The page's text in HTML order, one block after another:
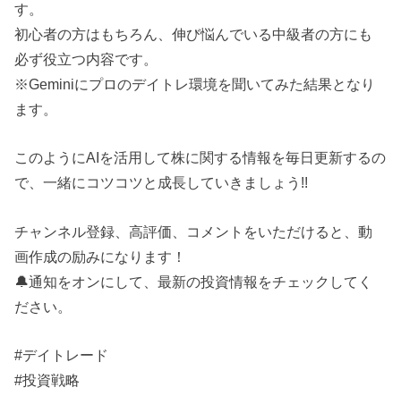
す。
初心者の方はもちろん、伸び悩んでいる中級者の方にも
必ず役立つ内容です。
※Geminiにプロのデイトレ環境を聞いてみた結果となり
ます。
このようにAIを活用して株に関する情報を毎日更新するの
で、一緒にコツコツと成長していきましょう!!
チャンネル登録、高評価、コメントをいただけると、動
画作成の励みになります！
🔔通知をオンにして、最新の投資情報をチェックしてく
ださい。
#デイトレード
#投資戦略